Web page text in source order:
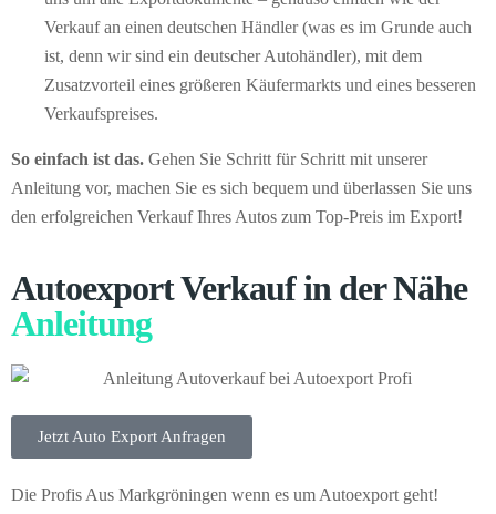
Verkauf an einen deutschen Händler (was es im Grunde auch
ist, denn wir sind ein deutscher Autohändler), mit dem
Zusatzvorteil eines größeren Käufermarkts und eines besseren
Verkaufspreises.
So einfach ist das. Gehen Sie Schritt für Schritt mit unserer
Anleitung vor, machen Sie es sich bequem und überlassen Sie uns
den erfolgreichen Verkauf Ihres Autos zum Top-Preis im Export!
Autoexport Verkauf in der Nähe
Anleitung
Jetzt Auto Export Anfragen
Die Profis Aus Markgröningen wenn es um Autoexport geht!